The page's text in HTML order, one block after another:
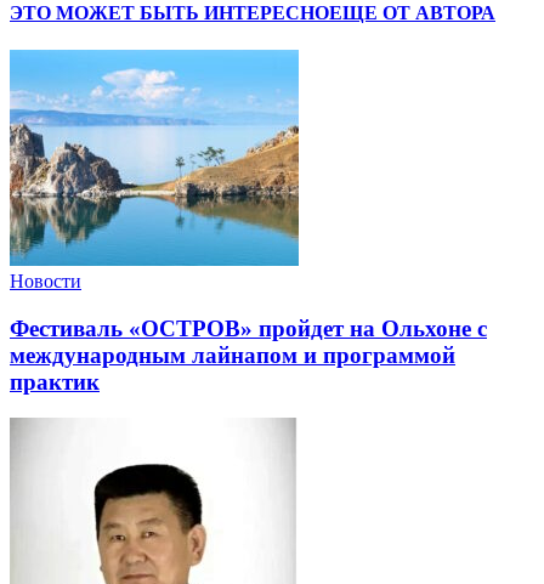
ЭТО МОЖЕТ БЫТЬ ИНТЕРЕСНОЕЩЕ ОТ АВТОРА
Новости
Фестиваль «ОСТРОВ» пройдет на Ольхоне с
международным лайнапом и программой
практик